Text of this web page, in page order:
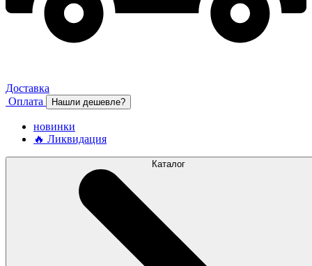
Доставка
Оплата
Нашли дешевле?
новинки
🔥 Ликвидация
Каталог